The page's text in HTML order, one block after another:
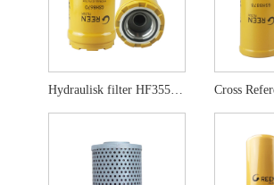
Hydraulisk filter HF35519 5I-8670 5I-8670X